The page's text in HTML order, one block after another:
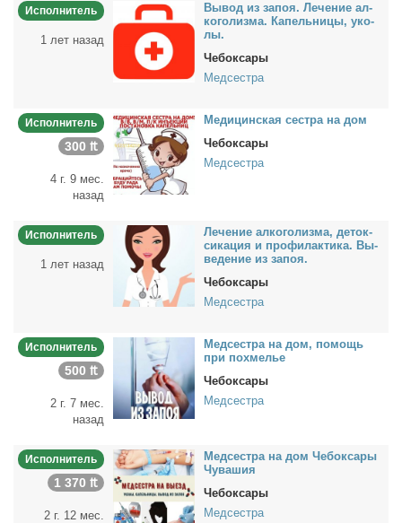
Исполнитель
1 лет назад
Вы­вод из за­поя. Ле­че­ние ал­
ко­го­лиз­ма. Ка­пель­ни­цы, уко­
лы.
Чебоксары
Медсестра
Исполнитель
300 ₶
4 г. 9 мес.
назад
Ме­ди­цин­ская сест­ра на дом
Чебоксары
Медсестра
Исполнитель
1 лет назад
Ле­че­ние ал­ко­го­лиз­ма, де­ток­
си­ка­ция и про­фи­лак­ти­ка. Вы­
ве­де­ние из за­поя.
Чебоксары
Медсестра
Исполнитель
500 ₶
2 г. 7 мес.
назад
Мед­сест­ра на дом, по­мощь
при по­хме­лье
Чебоксары
Медсестра
Исполнитель
1 370 ₶
2 г. 12 мес.
Мед­сест­ра на дом Че­бок­са­ры
Чу­ва­шия
Чебоксары
Медсестра